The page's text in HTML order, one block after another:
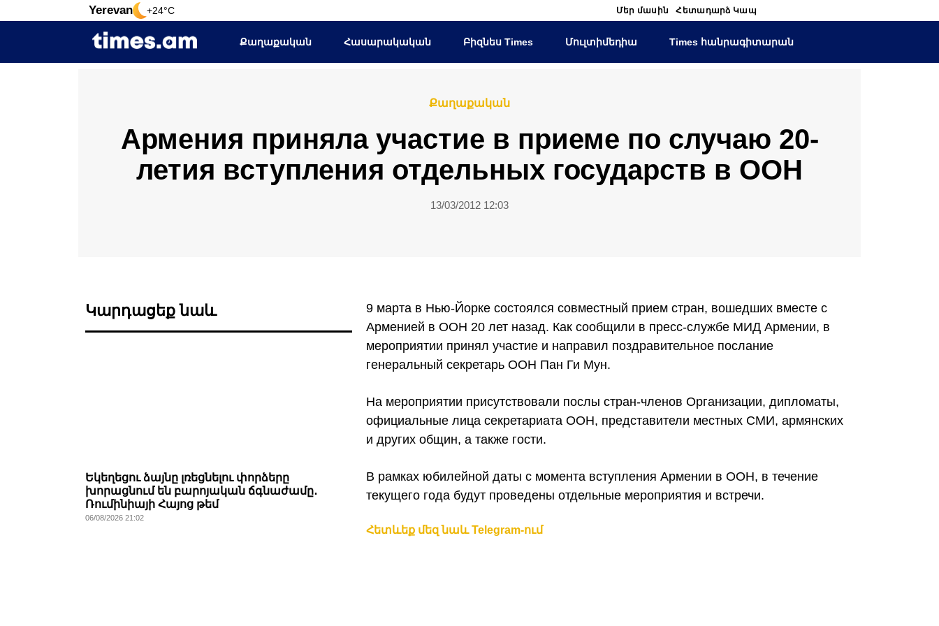
Yerevan +24°C Մեր մասին Հետադարձ Կապ
Քաղաքական Հասարակական Բիզնես Times Մուլտիմեդիա Times հանրագիտարան
Քաղաքական
Армения приняла участие в приеме по случаю 20-
летия вступления отдельных государств в ООН
13/03/2012 12:03
Կարդացեք նաև
Եկեղեցու ձայնը լռեցնելու փորձերը
խորացնում են բարոյական ճգնաժամը․
Ռումինիայի Հայոց թեմ
06/08/2026 21:02
9 марта в Нью-Йорке состоялся совместный прием стран, вошедших вместе с
Арменией в ООН 20 лет назад. Как сообщили в пресс-службе МИД Армении, в
мероприятии принял участие и направил поздравительное послание
генеральный секретарь ООН Пан Ги Мун.
На мероприятии присутствовали послы стран-членов Организации, дипломаты,
официальные лица секретариата ООН, представители местных СМИ, армянских
и других общин, а также гости.
В рамках юбилейной даты с момента вступления Армении в ООН, в течение
текущего года будут проведены отдельные мероприятия и встречи.
Հետևեք մեզ նաև Telegram-ում